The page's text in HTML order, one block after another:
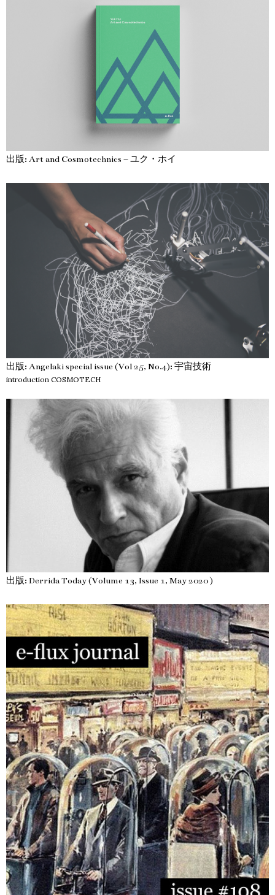
出版: Art and Cosmotechnics – ユク・ホイ
出版: Angelaki special issue (Vol 25, No.4): 宇宙技術
introduction COSMOTECH
出版: Derrida Today (Volume 13, Issue 1, May 2020 )